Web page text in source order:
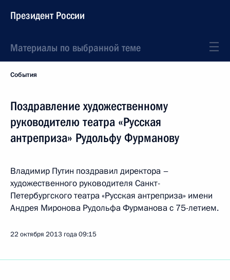
Президент России
Материалы по выбранной теме
События
Поздравление художественному
руководителю театра «Русская
антреприза» Рудольфу Фурманову
Владимир Путин поздравил директора –
художественного руководителя Санкт-
Петербургского театра «Русская антреприза» имени
Андрея Миронова Рудольфа Фурманова с 75-летием.
22 октября 2013 года09:15